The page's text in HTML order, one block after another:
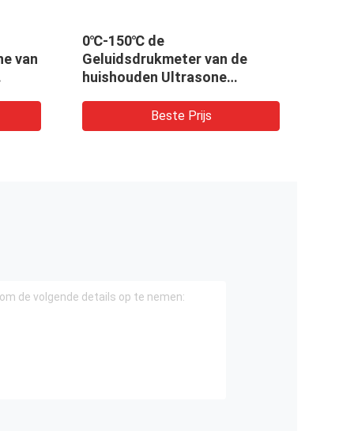
van
0℃-150℃ de
Geluidsdrukmeter van de
huishouden Ultrasone
Beste Prijs